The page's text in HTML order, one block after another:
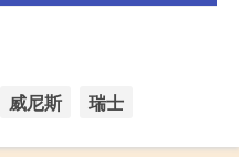
威尼斯 瑞士